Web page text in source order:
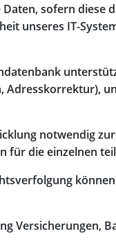
sofern diese
unseres IT-
notwendig
die einzelnen
Versicherungen,